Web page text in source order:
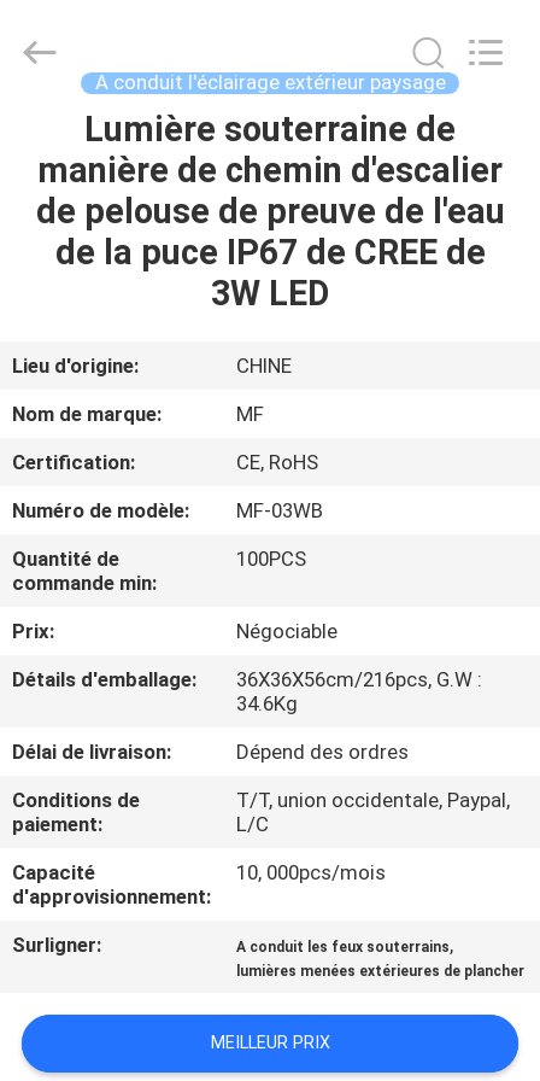
MAISON
PRODUITS
A
PROPOS
NOUS
VISITE
D'USINE
CONTRÔLE
QUALITÉ
CONTACTEZ-
NOUS
DEMANDEZ
CITATION
Ming
Feng
A conduit l'éclairage extérieur paysage
Lumière souterraine de
manière de chemin d'escalier
de pelouse de preuve de l'eau
de la puce IP67 de CREE de
3W LED
Lieu d'origine:
CHINE
Nom de marque:
MF
Certification:
CE, RoHS
Numéro de modèle:
MF-03WB
Quantité de
commande min:
100PCS
Prix:
Négociable
Détails d'emballage:
36X36X56cm/216pcs, G.W :
34.6Kg
Délai de livraison:
Dépend des ordres
Conditions de
paiement:
T/T, union occidentale, Paypal,
L/C
Capacité
d'approvisionnement:
10, 000pcs/mois
Surligner: A conduit les feux souterrains,
lumières menées extérieures de plancher
MEILLEUR PRIX